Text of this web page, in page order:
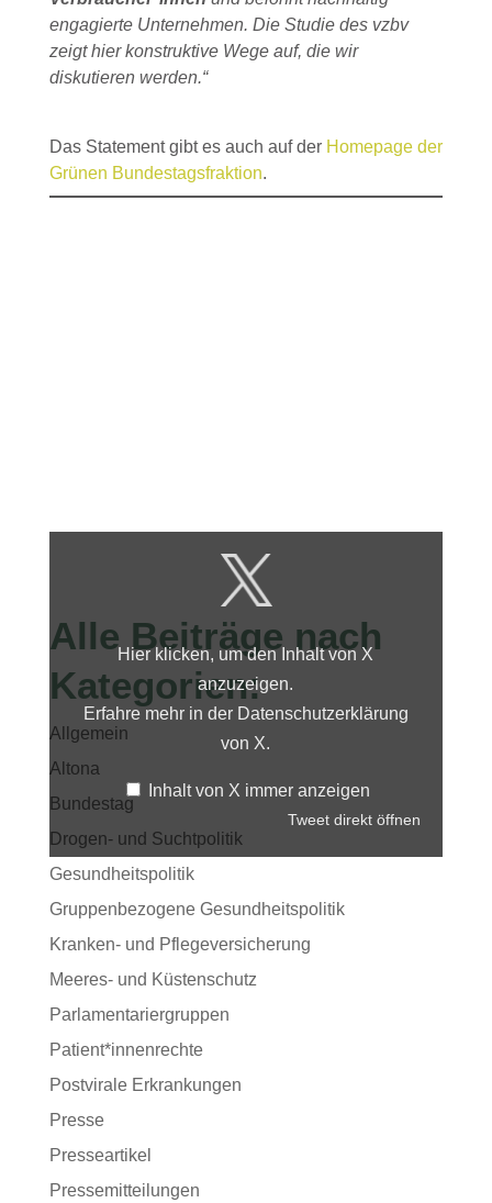
engagierte Unternehmen. Die Studie des vzbv
zeigt hier konstruktive Wege auf, die wir
diskutieren werden.“
Das Statement gibt es auch auf der Homepage der
Grünen Bundestagsfraktion.
Hier klicken, um den Inhalt von X
anzuzeigen.
Erfahre mehr in der Datenschutzerklärung
von X.
Inhalt von X immer anzeigen
Tweet direkt öffnen
Alle Beiträge nach
Kategorien:
Allgemein
Altona
Bundestag
Drogen- und Suchtpolitik
Gesundheitspolitik
Gruppenbezogene Gesundheitspolitik
Kranken- und Pflegeversicherung
Meeres- und Küstenschutz
Parlamentariergruppen
Patient*innenrechte
Postvirale Erkrankungen
Presse
Presseartikel
Pressemitteilungen